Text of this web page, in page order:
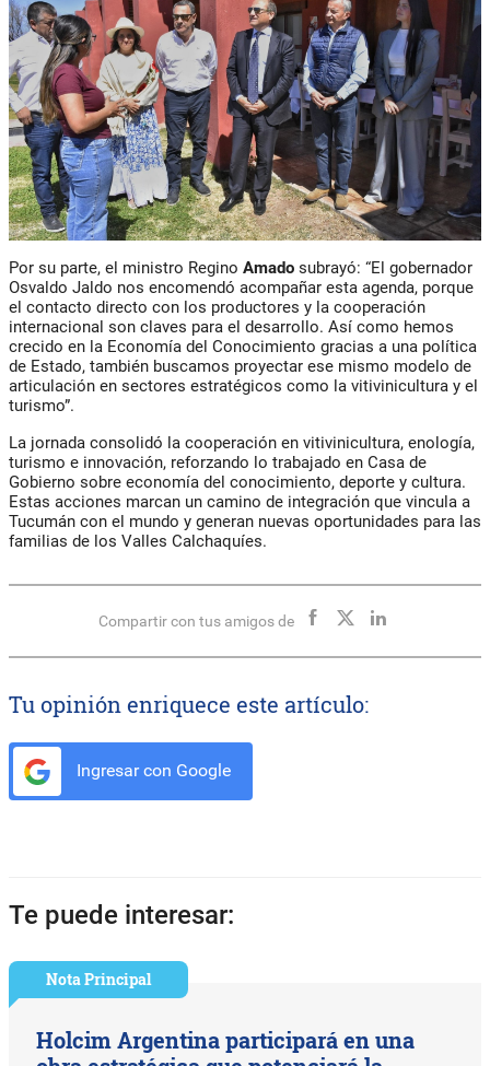
Por su parte, el ministro Regino Amado subrayó: “El gobernador
Osvaldo Jaldo nos encomendó acompañar esta agenda, porque
el contacto directo con los productores y la cooperación
internacional son claves para el desarrollo. Así como hemos
crecido en la Economía del Conocimiento gracias a una política
de Estado, también buscamos proyectar ese mismo modelo de
articulación en sectores estratégicos como la vitivinicultura y el
turismo”.
La jornada consolidó la cooperación en vitivinicultura, enología,
turismo e innovación, reforzando lo trabajado en Casa de
Gobierno sobre economía del conocimiento, deporte y cultura.
Estas acciones marcan un camino de integración que vincula a
Tucumán con el mundo y generan nuevas oportunidades para las
familias de los Valles Calchaquíes.
Compartir con tus amigos de
Tu opinión enriquece este artículo:
Ingresar con Google
Te puede interesar:
Nota Principal
Holcim Argentina participará en una